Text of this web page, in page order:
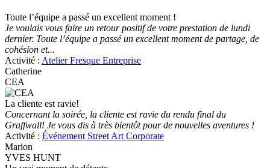
Toute l’équipe a passé un excellent moment !
Je voulais vous faire un retour positif de votre prestation de lundi
dernier. Toute l’équipe a passé un excellent moment de partage, de
cohésion et...
Activité : Atelier Fresque Entreprise
Catherine
CEA
La cliente est ravie!
Concernant la soirée, la cliente est ravie du rendu final du
Graffwall! Je vous dis à très bientôt pour de nouvelles aventures !
Activité : Événement Street Art Corporate
Marion
YVES HUNT